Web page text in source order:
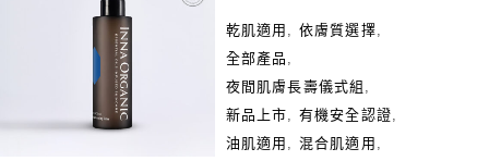
乾肌適用 , 依膚質選擇,
全部產品 ,
夜間肌膚長壽儀式組​ ,
新品上市, 有機安全認證,
油肌適用 , 混合肌適用 ,